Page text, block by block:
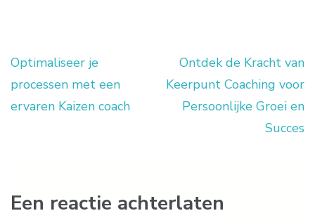
Berichtnavigatie
Optimaliseer je
processen met een
ervaren Kaizen coach
Ontdek de Kracht van
Keerpunt Coaching voor
Persoonlijke Groei en
Succes
Een reactie achterlaten